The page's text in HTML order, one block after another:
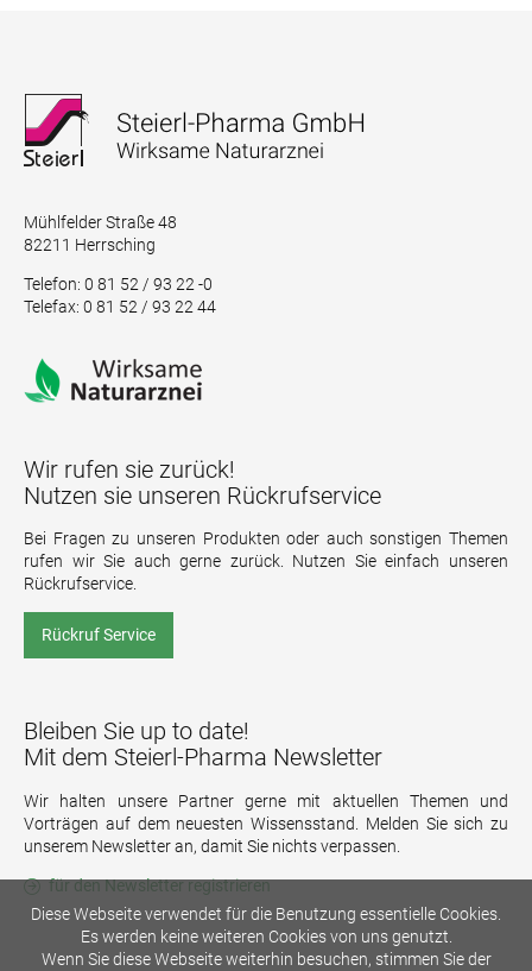
Mühlfelder Straße 48
82211 Herrsching
Telefon: 0 81 52 / 93 22 -0
Telefax: 0 81 52 / 93 22 44
Wir rufen sie zurück!
Nutzen sie unseren Rückrufservice
Bei Fragen zu unseren Produkten oder auch sonstigen Themen
rufen wir Sie auch gerne zurück. Nutzen Sie einfach unseren
Rückrufservice.
Rückruf Service
Bleiben Sie up to date!
Mit dem Steierl-Pharma Newsletter
Wir halten unsere Partner gerne mit aktuellen Themen und
Vorträgen auf dem neuesten Wissensstand. Melden Sie sich zu
unserem Newsletter an, damit Sie nichts verpassen.
für den Newsletter registrieren
Diese Webseite verwendet für die Benutzung essentielle Cookies.
Es werden keine weiteren Cookies von uns genutzt.
Wenn Sie diese Webseite weiterhin besuchen, stimmen Sie der